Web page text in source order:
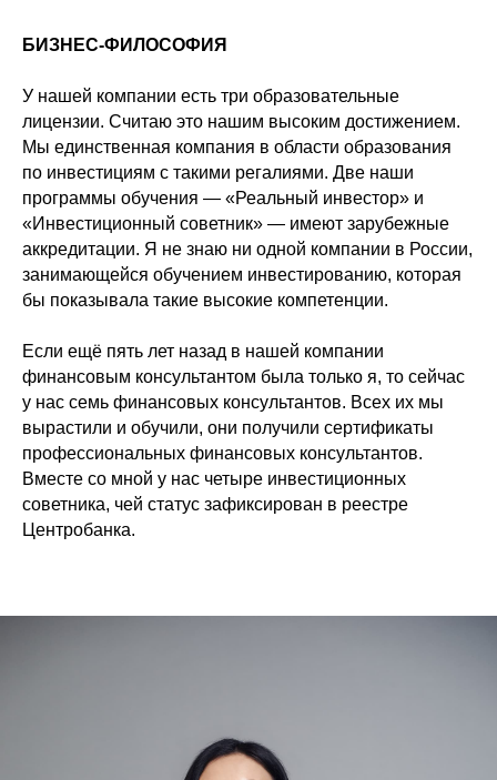
БИЗНЕС-ФИЛОСОФИЯ
У нашей компании есть три образовательные
лицензии. Считаю это нашим высоким достижением.
Мы единственная компания в области образования
по инвестициям с такими регалиями. Две наши
программы обучения — «Реальный инвестор» и
«Инвестиционный советник» — имеют зарубежные
аккредитации. Я не знаю ни одной компании в России,
занимающейся обучением инвестированию, которая
бы показывала такие высокие компетенции.
Если ещё пять лет назад в нашей компании
финансовым консультантом была только я, то сейчас
у нас семь финансовых консультантов. Всех их мы
вырастили и обучили, они получили сертификаты
профессиональных финансовых консультантов.
Вместе со мной у нас четыре инвестиционных
советника, чей статус зафиксирован в реестре
Центробанка.